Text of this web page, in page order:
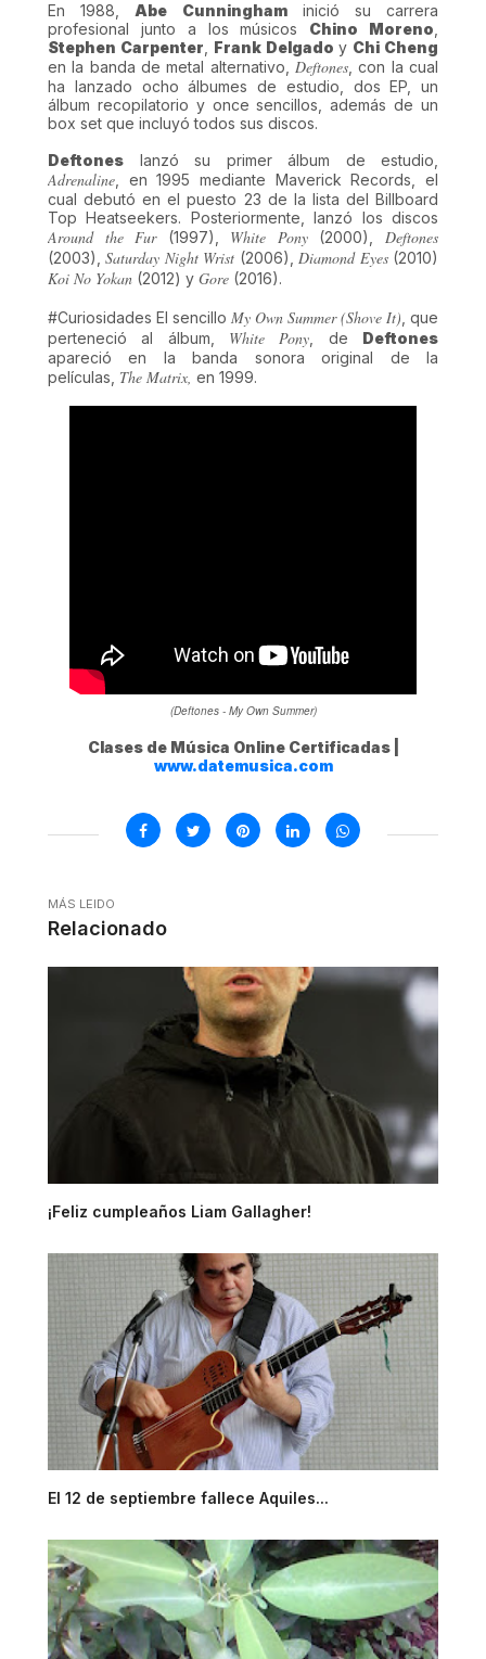
En 1988, Abe Cunninghaminició su carrera
profesional junto a los músicos Chino Moreno
Stephen Carpenter
Frank Delgado y Chi Cheng
en la banda de metal alternativo, Deftones , con la cual
ha lanzado ocho álbumes de estudio, dos EP, un
álbum recopilatorio y once sencillos, además de un
box set que incluyó todos sus discos.
Deftones lanzó su primer álbum de estudio,
Adrenaline , en 1995 mediante Maverick Records, el
cual debutó en el puesto 23 de la lista del Billboard
Top Heatseekers. Posteriormente, lanzó los discos
Around the Fur(1997), White Pony(2000), Deftones
(2003),Saturday Night Wrist (2006), Diamond Eyes(2010)
Koi No Yokan (2012) y Gore (2016).
#Curiosidades El sencillo My Own Summer (Shove It) , que
perteneció al álbum, White Pony , de Deftones
apareció en la banda sonora original de la
películas, The Matrix, en 1999.
(Deftones - My Own Summer)
Clases de Música Online Certificadas |
www.datemusica.com
MÁS LEIDO
Relacionado
¡Feliz cumpleaños Liam Gallagher!
El 12 de septiembre fallece Aquiles...